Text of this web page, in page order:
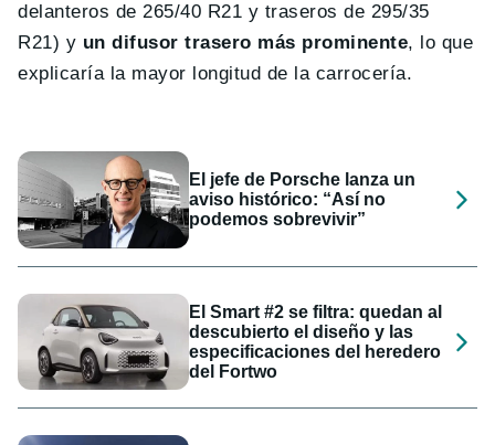
delanteros de 265/40 R21 y traseros de 295/35
R21) y un difusor trasero más prominente, lo que
explicaría la mayor longitud de la carrocería.
El jefe de Porsche lanza un
aviso histórico: “Así no
podemos sobrevivir”
El Smart #2 se filtra: quedan al
descubierto el diseño y las
especificaciones del heredero
del Fortwo